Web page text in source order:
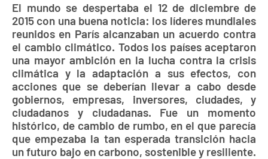
El mundo se despertaba el 12 de diciembre de
2015 con una buena noticia: los líderes mundiales
reunidos en París alcanzaban un acuerdo contra
el cambio climático. Todos los países aceptaron
una mayor ambición en la lucha contra la crisis
climática y la adaptación a sus efectos, con
acciones que se deberían llevar a cabo desde
gobiernos, empresas, inversores, ciudades, y
ciudadanos y ciudadanas. Fue un momento
histórico, de cambio de rumbo, en el que parecía
que empezaba la tan esperada transición hacia
un futuro bajo en carbono, sostenible y resiliente.